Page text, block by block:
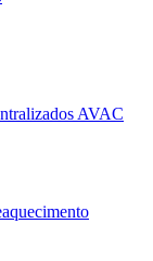
AVAC